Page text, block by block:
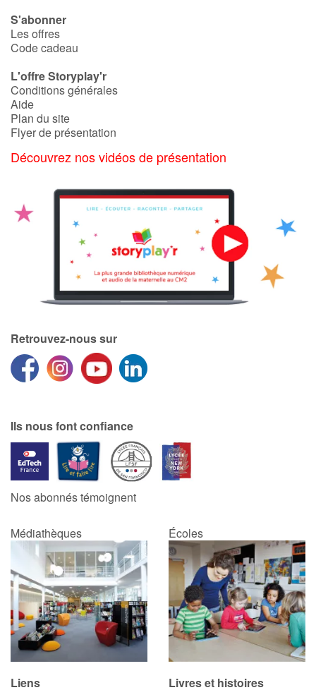
S'abonner
Les offres
Code cadeau
L'offre Storyplay'r
Conditions générales
Aide
Plan du site
Flyer de présentation
Découvrez nos vidéos de présentation
Retrouvez-nous sur
Ils nous font confiance
Nos abonnés témoignent
Médiathèques Écoles
Liens
Livres et histoires